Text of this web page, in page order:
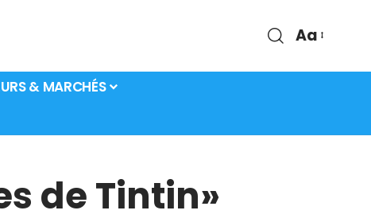
Aa
& MARCHÉS
de Tintin»